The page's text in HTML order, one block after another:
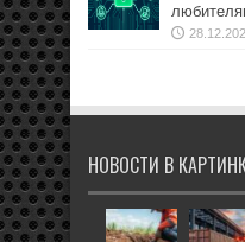
НОВОСТИ В